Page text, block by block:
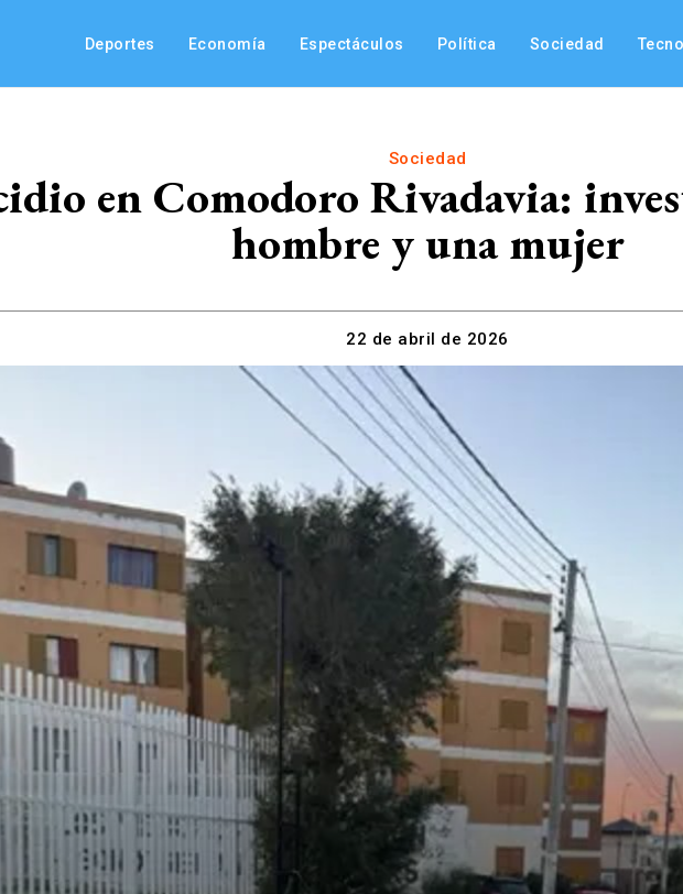
Deportes Economía Espectáculos Política Sociedad Tecno
Sociedad
en Comodoro Rivadavia:
hombre y una mujer
22 de abril de 2026